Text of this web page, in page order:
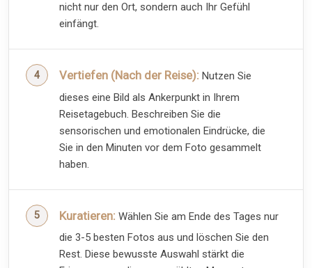
nicht nur den Ort, sondern auch Ihr Gefühl
einfängt.
Vertiefen (Nach der Reise): Nutzen Sie
dieses eine Bild als Ankerpunkt in Ihrem
Reisetagebuch. Beschreiben Sie die
sensorischen und emotionalen Eindrücke, die
Sie in den Minuten vor dem Foto gesammelt
haben.
Kuratieren: Wählen Sie am Ende des Tages nur
die 3-5 besten Fotos aus und löschen Sie den
Rest. Diese bewusste Auswahl stärkt die